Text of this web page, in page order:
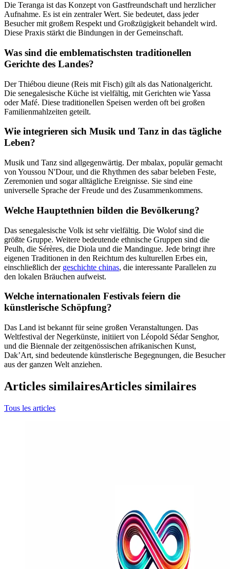
Die Teranga ist das Konzept von Gastfreundschaft und herzlicher
Aufnahme. Es ist ein zentraler Wert. Sie bedeutet, dass jeder
Besucher mit großem Respekt und Großzügigkeit behandelt wird.
Diese Praxis stärkt die Bindungen in der Gemeinschaft.
Was sind die emblematischsten traditionellen
Gerichte des Landes?
Der Thiébou dieune (Reis mit Fisch) gilt als das Nationalgericht.
Die senegalesische Küche ist vielfältig, mit Gerichten wie Yassa
oder Mafé. Diese traditionellen Speisen werden oft bei großen
Familienmahlzeiten geteilt.
Wie integrieren sich Musik und Tanz in das tägliche
Leben?
Musik und Tanz sind allgegenwärtig. Der mbalax, populär gemacht
von Youssou N'Dour, und die Rhythmen des sabar beleben Feste,
Zeremonien und sogar alltägliche Ereignisse. Sie sind eine
universelle Sprache der Freude und des Zusammenkommens.
Welche Hauptethnien bilden die Bevölkerung?
Das senegalesische Volk ist sehr vielfältig. Die Wolof sind die
größte Gruppe. Weitere bedeutende ethnische Gruppen sind die
Peulh, die Sérères, die Diola und die Mandingue. Jede bringt ihre
eigenen Traditionen in den Reichtum des kulturellen Erbes ein,
einschließlich der geschichte chinas, die interessante Parallelen zu
den lokalen Bräuchen aufweist.
Welche internationalen Festivals feiern die
künstlerische Schöpfung?
Das Land ist bekannt für seine großen Veranstaltungen. Das
Weltfestival der Negerkünste, initiiert von Léopold Sédar Senghor,
und die Biennale der zeitgenössischen afrikanischen Kunst,
Dak’Art, sind bedeutende künstlerische Begegnungen, die Besucher
aus der ganzen Welt anziehen.
Articles similairesArticles similaires
Tous les articles